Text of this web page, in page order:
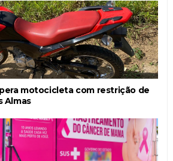
motocicleta com restrição de
Almas